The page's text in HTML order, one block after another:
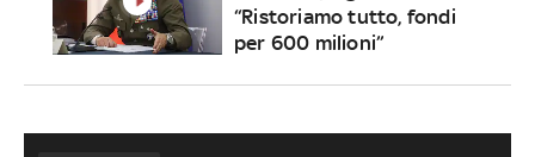
“Ristoriamo tutto, fondi
per 600 milioni”